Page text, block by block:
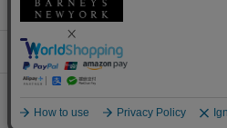
店舗情報
サービス